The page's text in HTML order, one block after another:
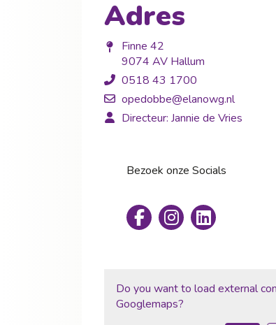
Adres
Finne 42
9074 AV Hallum
0518 43 1700
opedobbe@elanowg.nl
Directeur: Jannie de Vries
Bezoek onze Socials
Do you want to load external
Googlemaps?